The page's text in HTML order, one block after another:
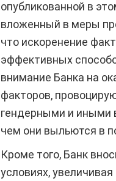
опубликованной в
вложенный в меры
что искоренение
эффективных
внимание Банка на
факторов,
гендерными и иными
чем они выльются в
Кроме того, Банк
условиях,